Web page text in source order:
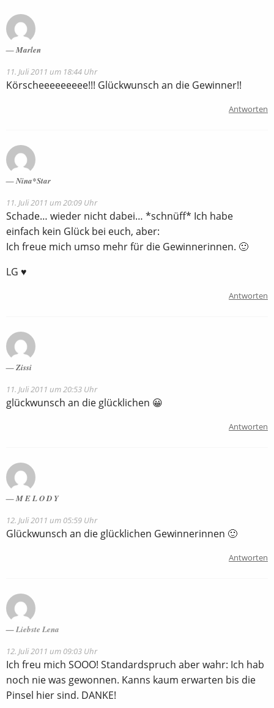
Marlen
11. Juli 2011 um 18:44 Uhr
Körscheeeeeeeee!!! Glückwunsch an die Gewinner!!
Antworten
Nina*Star
11. Juli 2011 um 20:09 Uhr
Schade… wieder nicht dabei… *schnüff* Ich habe
einfach kein Glück bei euch, aber:
Ich freue mich umso mehr für die Gewinnerinnen. 🙂
LG ♥
Antworten
Zissi
11. Juli 2011 um 20:53 Uhr
glückwunsch an die glücklichen 😀
Antworten
M E L O D Y
12. Juli 2011 um 05:59 Uhr
Glückwunsch an die glücklichen Gewinnerinnen 🙂
Antworten
Liebste Lena
12. Juli 2011 um 09:03 Uhr
Ich freu mich SOOO! Standardspruch aber wahr: Ich hab
noch nie was gewonnen. Kanns kaum erwarten bis die
Pinsel hier sind. DANKE!